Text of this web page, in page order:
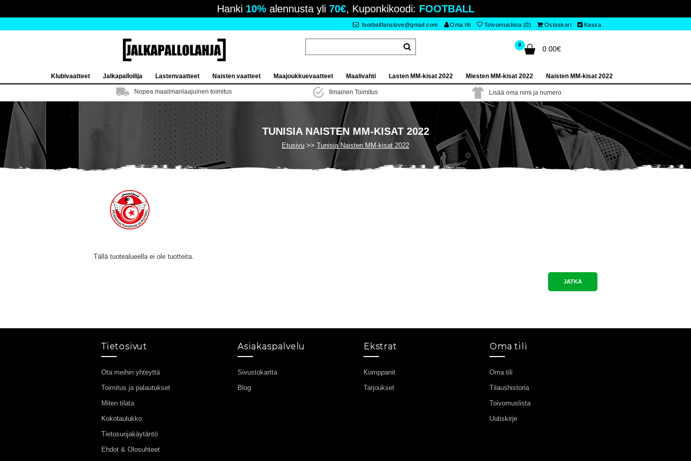
Hanki 10%alennusta yli 70€, Kuponkikoodi: FOOTBALL
footballfanslove@gmail.com Oma tili Toivomuslista (0) Ostoskori Kassa
0
0.00€
Klubivaatteet Jalkapalloilija Lastenvaatteet Naisten vaatteet Maajoukkuevaatteet Maalivahti Lasten MM-kisat 2022 Miesten MM-kisat 2022 Naisten MM-kisat 2022
Nopea maailmanlaajuinen toimitus Ilmainen Toimitus Lisää oma nimi ja numero
TUNISIA NAISTEN MM-KISAT 2022
Etusivu Tunisia Naisten MM-kisat 2022
Tällä tuotealueella ei ole tuotteita.
JATKA
Tietosivut
Ota meihin yhteyttä
Toimitus ja palautukset
Miten tilata
Kokotaulukko
Tietosuojakäytäntö
Ehdot & Olosuhteet
Asiakaspalvelu
Sivustokartta
Blog
Ekstrat
Kumppanit
Tarjoukset
Oma tili
Oma tili
Tilaushistoria
Toivomuslista
Uutiskirje